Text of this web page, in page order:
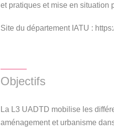
et pratiques et mise en situation
Site du département IATU :
Objectifs
La L3 UADTD mobilise les
aménagement et urbanisme